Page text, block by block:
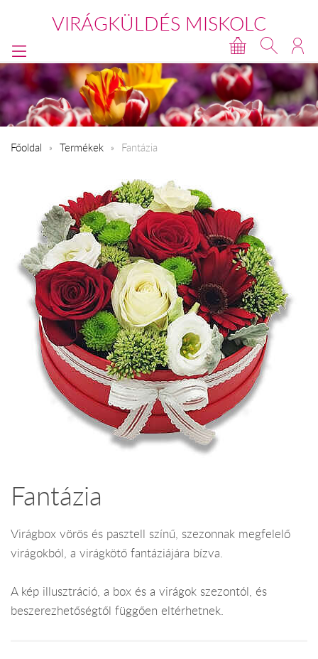
VIRÁGKÜLDÉS MISKOLC
Főoldal Termékek Fantázia
Fantázia
Virágbox vörös és pasztell színű, szezonnak megfelelő
virágokból, a virágkötő fantáziájára bízva.
A kép illusztráció, a box és a virágok szezontól, és
beszerezhetőségtől függően eltérhetnek.